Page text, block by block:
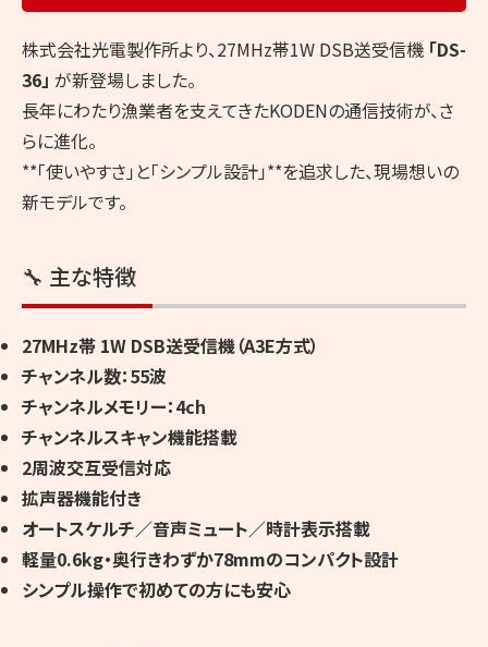
株式会社光電製作所より、27MHz帯1W DSB送受信機 「DS-
36」 が新登場しました。
長年にわたり漁業者を支えてきたKODENの通信技術が、さ
らに進化。
**「使いやすさ」と「シンプル設計」**を追求した、現場想いの
新モデルです。
🔧 主な特徴
27MHz帯 1W DSB送受信機（A3E方式）
チャンネル数：55波
チャンネルメモリー：4ch
チャンネルスキャン機能搭載
2周波交互受信対応
拡声器機能付き
オートスケルチ／音声ミュート／時計表示搭載
軽量0.6kg・奥行きわずか78mmのコンパクト設計
シンプル操作で初めての方にも安心